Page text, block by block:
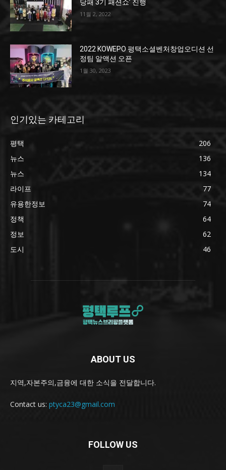
당패 3기 패션쇼’ 진행
11월 2, 2022
2022 KOWEPO 평택소셜벤처창업오디션 선
정팀 알액션 오픈
1월 30, 2023
인기있는 카테고리
평택
206
뉴스
136
뉴스
134
라이프
77
유용한정보
74
정책
64
정보
62
도시
46
ABOUT US
지역,자본주의,금융에 대한 소식을 전달합니다.
Contact us: ptyca23@gmail.com
FOLLOW US